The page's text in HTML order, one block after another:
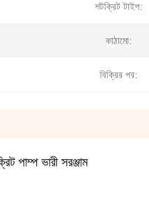
শটক্রিট টাইপ:
কাঠামো:
বিক্রির পর:
পাম্প ভারী সরঞ্জাম